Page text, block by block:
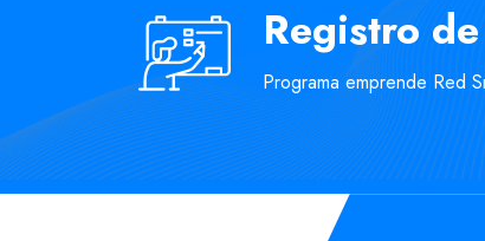
Registro
Programa emprende Red